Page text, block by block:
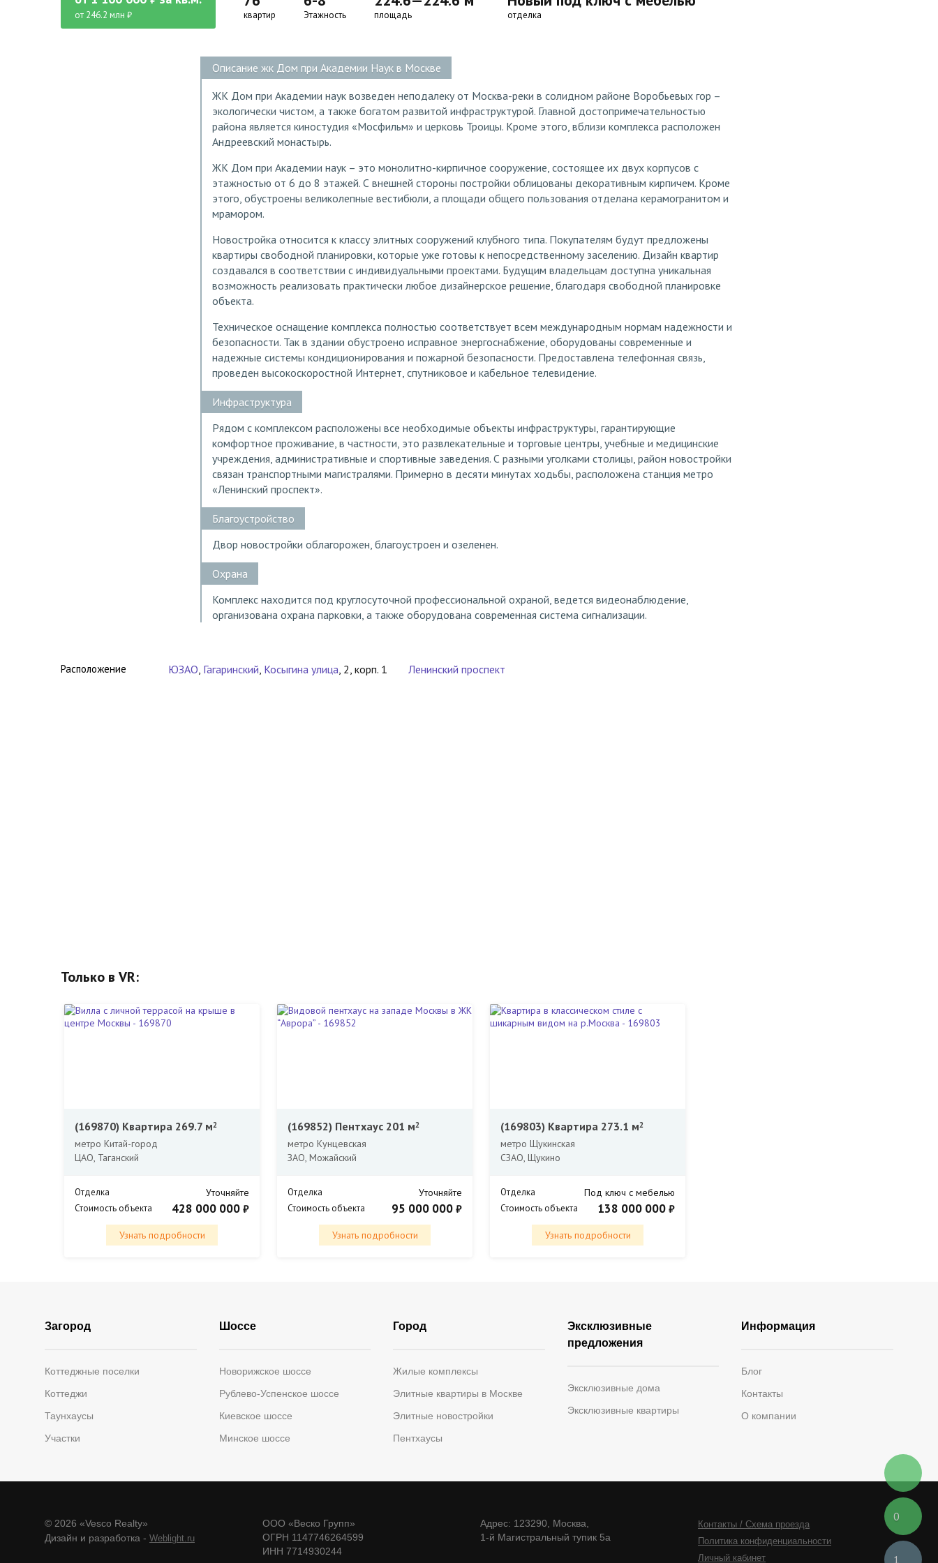
от 246.2 млн ₽ квартир Этажность площадь отделка
Описание жк Дом при Академии Наук в Москве
ЖК Дом при Академии наук возведен неподалеку от Москва-реки в солидном районе Воробьевых гор –
экологически чистом, а также богатом развитой инфраструктурой. Главной достопримечательностью
района является киностудия «Мосфильм» и церковь Троицы. Кроме этого, вблизи комплекса расположен
Андреевский монастырь.
ЖК Дом при Академии наук – это монолитно-кирпичное сооружение, состоящее их двух корпусов с
этажностью от 6 до 8 этажей. С внешней стороны постройки облицованы декоративным кирпичем. Кроме
этого, обустроены великолепные вестибюли, а площади общего пользования отделана керамогранитом и
мрамором.
Новостройка относится к классу элитных сооружений клубного типа. Покупателям будут предложены
квартиры свободной планировки, которые уже готовы к непосредственному заселению. Дизайн квартир
создавался в соответствии с индивидуальными проектами. Будущим владельцам доступна уникальная
возможность реализовать практически любое дизайнерское решение, благодаря свободной планировке
объекта.
Техническое оснащение комплекса полностью соответствует всем международным нормам надежности и
безопасности. Так в здании обустроено исправное энергоснабжение, оборудованы современные и
надежные системы кондиционирования и пожарной безопасности. Предоставлена телефонная связь,
проведен высокоскоростной Интернет, спутниковое и кабельное телевидение.
Инфраструктура
Рядом с комплексом расположены все необходимые объекты инфраструктуры, гарантирующие
комфортное проживание, в частности, это развлекательные и торговые центры, учебные и медицинские
учреждения, административные и спортивные заведения. С разными уголками столицы, район новостройки
связан транспортными магистралями. Примерно в десяти минутах ходьбы, расположена станция метро
«Ленинский проспект».
Благоустройство
Двор новостройки облагорожен, благоустроен и озеленен.
Охрана
Комплекс находится под круглосуточной профессиональной охраной, ведется видеонаблюдение,
организована охрана парковки, а также оборудована современная система сигнализации.
Расположение ЮЗАО, Гагаринский, Косыгина улица, 2, корп. 1 Ленинский проспект
Только в VR:
(169870) Квартира 269.7 м2
метро Китай-город
ЦАО, Таганский
Отделка Уточняйте
Стоимость объекта 428 000 000 ₽
Узнать подробности
(169852) Пентхаус 201 м2
метро Кунцевская
ЗАО, Можайский
Отделка Уточняйте
Стоимость объекта 95 000 000 ₽
Узнать подробности
(169803) Квартира 273.1 м2
метро Щукинская
СЗАО, Щукино
Отделка Под ключ с мебелью
Стоимость объекта 138 000 000 ₽
Узнать подробности
Загород
Коттеджные поселки
Коттеджи
Таунхаусы
Участки
Шоссе
Новорижское шоссе
Рублево-Успенское шоссе
Киевское шоссе
Минское шоссе
Город
Жилые комплексы
Элитные квартиры в Москве
Элитные новостройки
Пентхаусы
Эксклюзивные
предложения
Эксклюзивные дома
Эксклюзивные квартиры
Информация
Блог
Контакты
О компании
© 2026 «Vesco Realty»
Дизайн и разработка - Weblight.ru
ООО «Веско Групп»
ОГРН 1147746264599
ИНН 7714930244
Адрес: 123290, Москва,
1-й Магистральный тупик 5а
Контакты / Схема проезда
Политика конфиденциальности
Личный кабинет
0
1